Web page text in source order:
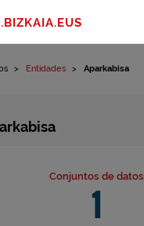
Entidades Aparkabisa
Conjuntos de datos
1